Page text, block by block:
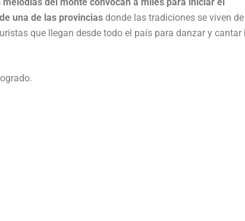
una de las provincias donde las tradiciones se viven
que llegan desde todo el país para danzar y cantar